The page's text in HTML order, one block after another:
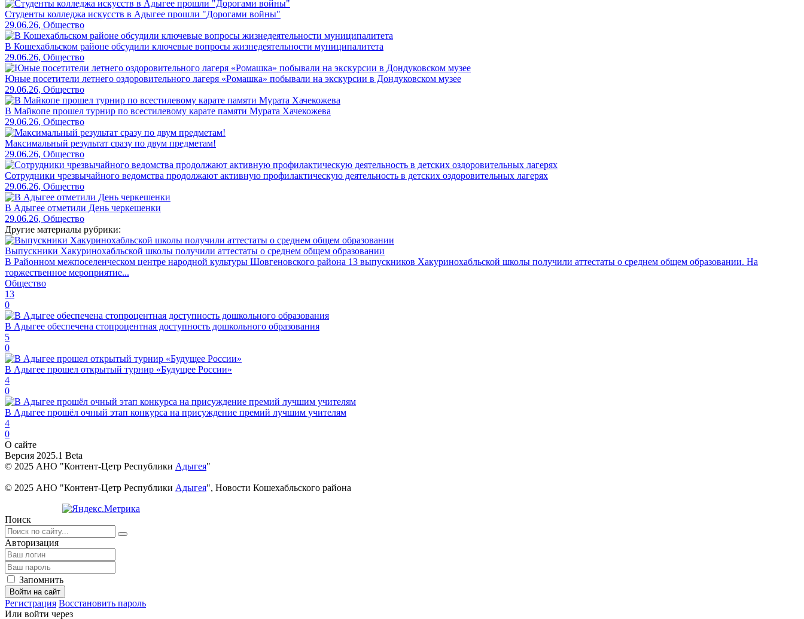
Студенты колледжа искусств в Адыгее прошли "Дорогами войны"
29.06.26, Общество
В Кошехабльском районе обсудили ключевые вопросы жизнедеятельности муниципалитета
29.06.26, Общество
Юные посетители летнего оздоровительного лагеря «Ромашка» побывали на экскурсии в Дондуковском музее
29.06.26, Общество
В Майкопе прошел турнир по всестилевому карате памяти Мурата Хачекожева
29.06.26, Общество
Максимальный результат сразу по двум предметам!
29.06.26, Общество
Сотрудники чрезвычайного ведомства продолжают активную профилактическую деятельность в детских оздоровительных лагерях
29.06.26, Общество
В Адыгее отметили День черкешенки
29.06.26, Общество
Другие материалы рубрики:
Выпускники Хакуринохабльской школы получили аттестаты о среднем общем образовании
В Районном межпоселенческом центре народной культуры Шовгеновского района 13 выпускников Хакуринохабльской школы получили аттестаты о среднем общем образовании. На
торжественное мероприятие...
Общество
13
0
В Адыгее обеспечена стопроцентная доступность дошкольного образования
5
0
В Адыгее прошел открытый турнир «Будущее России»
4
0
В Адыгее прошёл очный этап конкурса на присуждение премий лучшим учителям
4
0
О сайте
Версия 2025.1 Beta
© 2025 АНО "Контент-Цетр Республики Адыгея"
© 2025 АНО "Контент-Цетр Республики Адыгея", Новости Кошехабльского района
Поиск
Авторизация
Запомнить
Войти на сайт
Регистрация Восстановить пароль
Или войти через